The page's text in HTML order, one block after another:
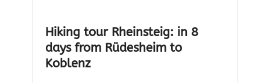
Hiking tour Rheinsteig: in 8
days from Rüdesheim to
Koblenz